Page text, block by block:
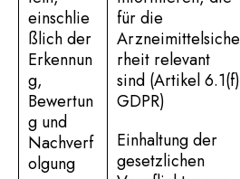
einschlie
ßlich der
Erkennun
g,
Bewertun
g und
Nachverf
olgung
für die
Arzneimittelsiche
rheit relevant
sind (Artikel 6.1(f)
GDPR)
Einhaltung der
gesetzlichen